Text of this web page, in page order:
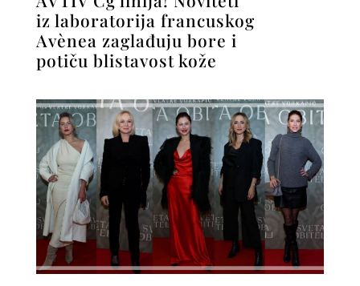
iz laboratorija francuskog
Avènea zaglađuju bore i
potiču blistavost kože